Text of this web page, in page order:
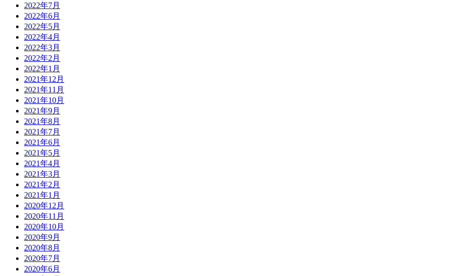
2022年7月
2022年6月
2022年5月
2022年4月
2022年3月
2022年2月
2022年1月
2021年12月
2021年11月
2021年10月
2021年9月
2021年8月
2021年7月
2021年6月
2021年5月
2021年4月
2021年3月
2021年2月
2021年1月
2020年12月
2020年11月
2020年10月
2020年9月
2020年8月
2020年7月
2020年6月